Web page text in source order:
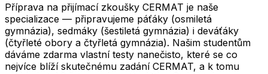
Příprava na přijímací zkoušky CERMAT je naše
specializace — připravujeme páťáky (osmiletá
gymnázia), sedmáky (šestiletá gymnázia) i deváťáky
(čtyřleté obory a čtyřletá gymnázia). Našim studentům
dáváme zdarma vlastní testy nanečisto, které se co
nejvíce blíží skutečnému zadání CERMAT, a k tomu